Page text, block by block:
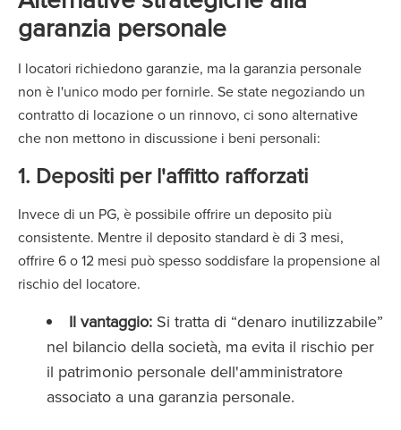
garanzia personale
I locatori richiedono garanzie, ma la garanzia personale
non è l'unico modo per fornirle. Se state negoziando un
contratto di locazione o un rinnovo, ci sono alternative
che non mettono in discussione i beni personali:
1. Depositi per l'affitto rafforzati
Invece di un PG, è possibile offrire un deposito più
consistente. Mentre il deposito standard è di 3 mesi,
offrire 6 o 12 mesi può spesso soddisfare la propensione al
rischio del locatore.
Il vantaggio: Si tratta di “denaro inutilizzabile”
nel bilancio della società, ma evita il rischio per
il patrimonio personale dell'amministratore
associato a una garanzia personale.